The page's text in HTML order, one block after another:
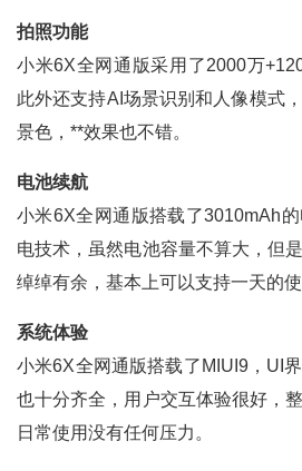
拍照功能
小米6X全网通版采用了2000万
此外还支持AI场景识别和人像模式
景色，**效果也不错。
电池续航
小米6X全网通版搭载了3010mAh
电技术，虽然电池容量不算大，但
绰绰有余，基本上可以支持一天的使
系统体验
小米6X全网通版搭载了MIUI9，UI
也十分齐全，用户交互体验很好，
日常使用没有任何压力。